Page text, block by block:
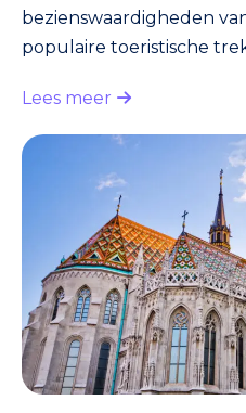
bezienswaardigheden
populaire toeristische
prachtig uitzicht op de
gebouw van Hongarije
parlementsgebouwen
parlementsgebouw
en 1902 in neogotische
de Hongaarse architect
heeft 691
Lees meer